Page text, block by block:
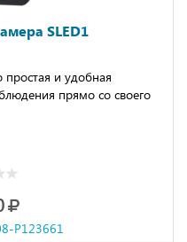
SLED1
и удобная
прямо со своего
P123661